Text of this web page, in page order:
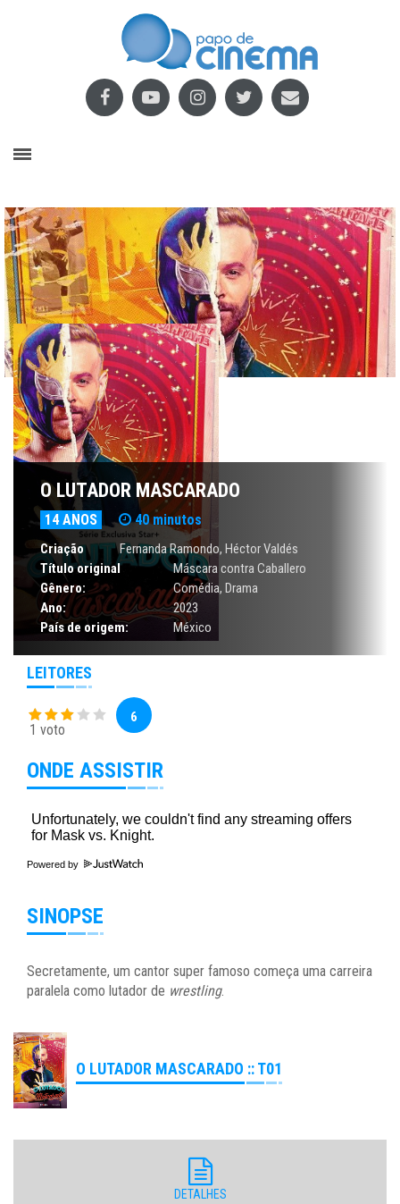
O LUTADOR MASCARADO
14 ANOS 40 minutos
Criação
Fernanda Ramondo, Héctor Valdés
Título original
Máscara contra Caballero
Gênero:
Comédia, Drama
Ano:
2023
País de origem:
México
LEITORES
1 voto
6
ONDE ASSISTIR
Powered by
SINOPSE
Secretamente, um cantor super famoso começa uma carreira
paralela como lutador de wrestling.
O LUTADOR MASCARADO :: T01
DETALHES